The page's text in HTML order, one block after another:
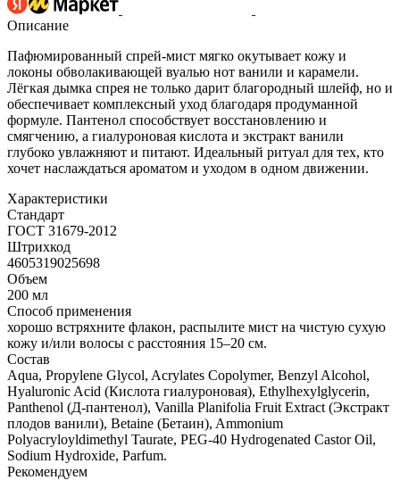
Описание
Пафюмированный спрей-мист мягко окутывает кожу и
локоны обволакивающей вуалью нот ванили и карамели.
Лёгкая дымка спрея не только дарит благородный шлейф, но и
обеспечивает комплексный уход благодаря продуманной
формуле. Пантенол способствует восстановлению и
смягчению, а гиалуроновая кислота и экстракт ванили
глубоко увлажняют и питают. Идеальный ритуал для тех, кто
хочет наслаждаться ароматом и уходом в одном движении.
Характеристики
Стандарт
ГОСТ 31679-2012
Штрихкод
4605319025698
Объем
200 мл
Способ применения
хорошо встряхните флакон, распылите мист на чистую сухую
кожу и/или волосы с расстояния 15–20 см.
Состав
Aqua, Propylene Glycol, Acrylates Copolymer, Benzyl Alcohol,
Hyaluronic Acid (Кислота гиалуроновая), Ethylhexylglycerin,
Panthenol (Д-пантенол), Vanilla Planifolia Fruit Extract (Экстракт
плодов ванили), Betaine (Бетаин), Ammonium
Polyacryloyldimethyl Taurate, PEG-40 Hydrogenated Castor Oil,
Sodium Hydroxide, Parfum.
Рекомендуем